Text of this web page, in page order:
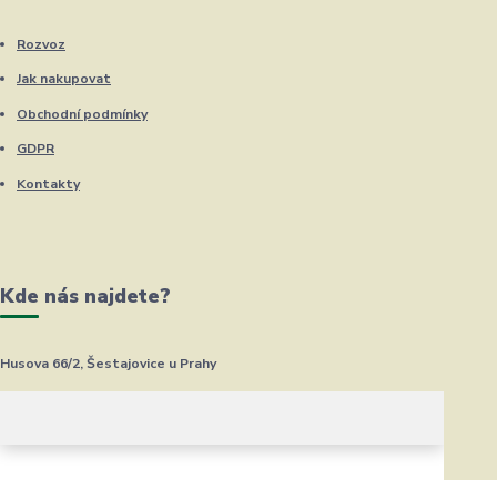
Rozvoz
Jak nakupovat
Obchodní podmínky
GDPR
Kontakty
Kde nás najdete?
Husova 66/2, Šestajovice u Prahy